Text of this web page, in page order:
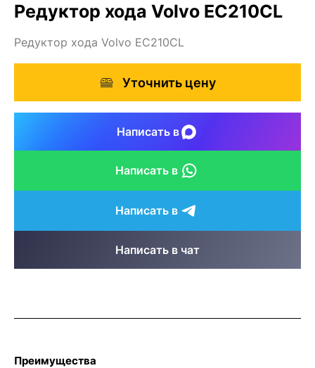
Редуктор хода Volvo EC210CL
Редуктор хода Volvo EC210CL
Уточнить цену
Написать в
Написать в
Написать в
Написать в чат
Преимущества